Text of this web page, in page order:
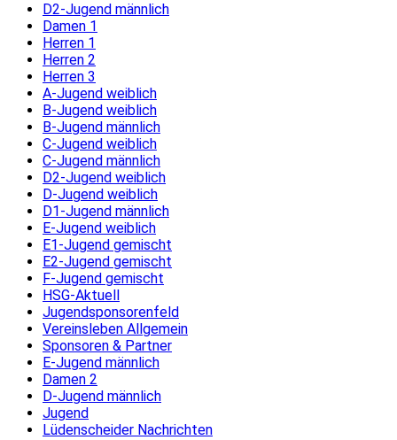
D2-Jugend männlich
Damen 1
Herren 1
Herren 2
Herren 3
A-Jugend weiblich
B-Jugend weiblich
B-Jugend männlich
C-Jugend weiblich
C-Jugend männlich
D2-Jugend weiblich
D-Jugend weiblich
D1-Jugend männlich
E-Jugend weiblich
E1-Jugend gemischt
E2-Jugend gemischt
F-Jugend gemischt
HSG-Aktuell
Jugendsponsorenfeld
Vereinsleben Allgemein
Sponsoren & Partner
E-Jugend männlich
Damen 2
D-Jugend männlich
Jugend
Lüdenscheider Nachrichten